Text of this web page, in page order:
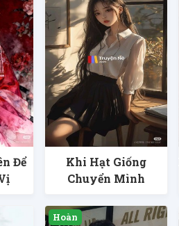
Để
Khi Hạt Giống
Chuyển Mình